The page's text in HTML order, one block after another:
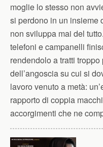
moglie lo stesso non
si perdono in un insieme
non sviluppa mai del
telefoni e campanelli
rendendolo a tratti
dell’angoscia su cui si
lavoro venuto a metà:
rapporto di coppia
accorgimenti che ne